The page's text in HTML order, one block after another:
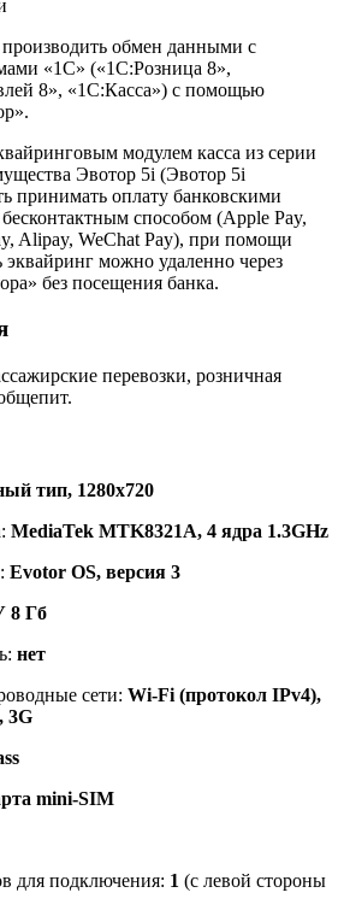
обмен данными с
«1С» («1С:Розница 8»,
8», «1С:Касса») с помощью
модулем касса из серии
Эвотор 5i (Эвотор 5i
принимать оплату банковскими
способом (Apple Pay,
Alipay, WeChat Pay), при помощи
можно удаленно через
без посещения банка.
перевозки, розничная
тип, 1280х720
MediaTek MTK8321A, 4 ядра 1.3GHz
Evotor OS, версия 3
8 Гб
нет
сети: Wi-Fi (протокол IPv4),
3G
mini-SIM
для подключения: 1 (с левой стороны